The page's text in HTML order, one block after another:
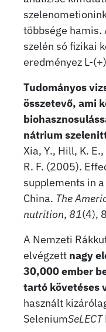
többsége hamis.
szelén só fizikai
eredményez L-
Tudományos
összetevő, ami
nátrium
Xia, Y., Hill, K.
R. F. (2005).
supplements in
China. The
nutrition, 81(4),
A Nemzeti
elvégzett nagy
30,000 ember
tartó követéses
használt
SeleniumSeLECT